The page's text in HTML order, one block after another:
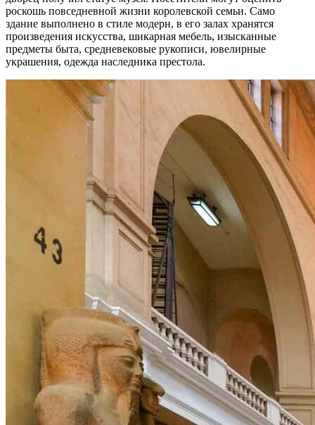
роскошь повседневной жизни королевской семьи. Само
здание выполнено в стиле модерн, в его залах хранятся
произведения искусства, шикарная мебель, изысканные
предметы быта, средневековые рукописи, ювелирные
украшения, одежда наследника престола.